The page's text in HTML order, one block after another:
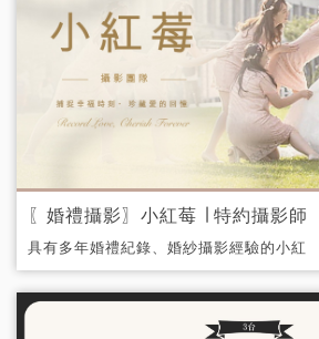
〖婚禮攝影〗小紅莓 ∣ 特約攝影師
具有多年婚禮紀錄、婚紗攝影經驗的小紅
莓，專業攝影團隊，獲得國際攝影獎項肯
定，每每總能帶領新人拍出自然生動的照